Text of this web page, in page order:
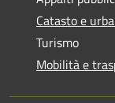
Catasto e
Turismo
Mobilità e